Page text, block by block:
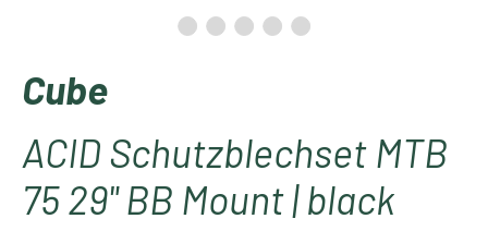
Cube
ACID Schutzblechset MTB
75 29" BB Mount | black